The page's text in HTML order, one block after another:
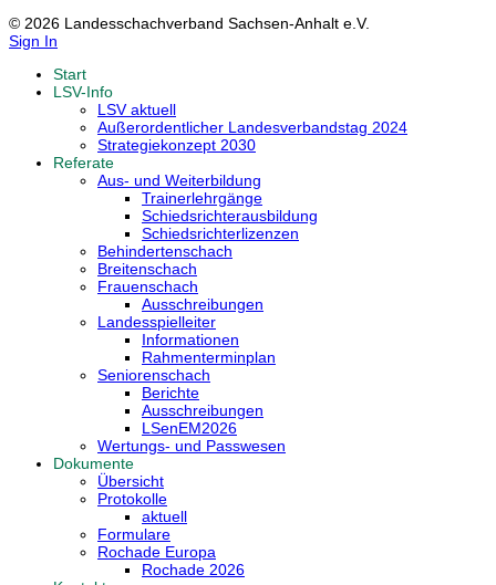
© 2026 Landesschachverband Sachsen-Anhalt e.V.
Sign In
Start
LSV-Info
LSV aktuell
Außerordentlicher Landesverbandstag 2024
Strategiekonzept 2030
Referate
Aus- und Weiterbildung
Trainerlehrgänge
Schiedsrichterausbildung
Schiedsrichterlizenzen
Behindertenschach
Breitenschach
Frauenschach
Ausschreibungen
Landesspielleiter
Informationen
Rahmenterminplan
Seniorenschach
Berichte
Ausschreibungen
LSenEM2026
Wertungs- und Passwesen
Dokumente
Übersicht
Protokolle
aktuell
Formulare
Rochade Europa
Rochade 2026